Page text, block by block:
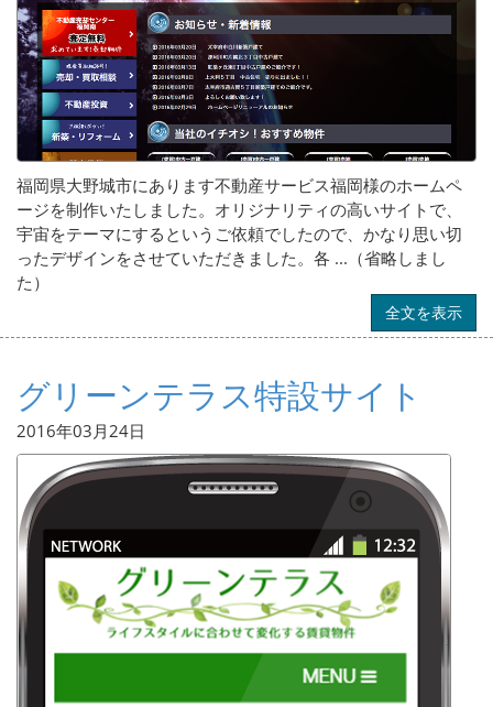
福岡県大野城市にあります不動産サービス福岡様のホームペ
ージを制作いたしました。オリジナリティの高いサイトで、
宇宙をテーマにするというご依頼でしたので、かなり思い切
ったデザインをさせていただきました。各 ...（省略しまし
た）
全文を表示
グリーンテラス特設サイト
2016年03月24日